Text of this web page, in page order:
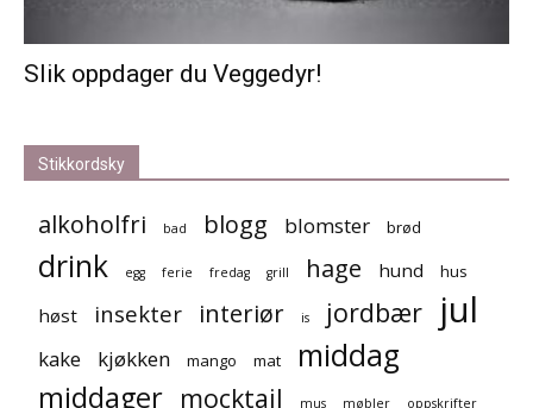
Slik oppdager du Veggedyr!
Stikkordsky
alkoholfri bad blogg blomster brød
drink egg ferie fredag grill hage hund hus
høst insekter interiør is jordbær jul
kake kjøkken mango mat middag
middager mocktail mus møbler oppskrifter